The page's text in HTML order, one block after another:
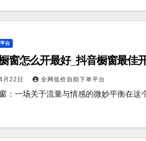
台
窗怎么开最好_抖音橱窗最佳
月22日 全网低价自助下单平台
：一场关于流量与情感的微妙平衡在这